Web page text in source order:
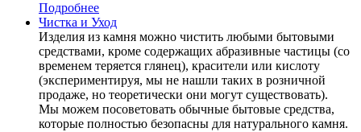
Подробнее
Чистка и Уход
Изделия из камня можно чистить любыми бытовыми
средствами, кроме содержащих абразивные частицы (со
временем теряется глянец), красители или кислоту
(экспериментируя, мы не нашли таких в розничной
продаже, но теоретически они могут существовать).
Мы можем посоветовать обычные бытовые средства,
которые полностью безопасны для натурального камня.